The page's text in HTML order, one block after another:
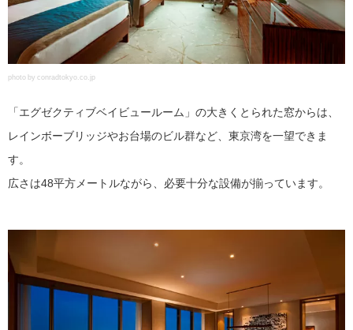
photo by conradtokyo.co.jp
「エグゼクティブベイビュールーム」の大きくとられた窓からは、
レインボーブリッジやお台場のビル群など、東京湾を一望できま
す。
広さは48平方メートルながら、必要十分な設備が揃っています。